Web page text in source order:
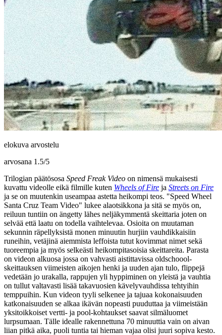
elokuva arvostelu
arvosana 1.5/5
Trilogian päätösosa Speed Freak Video on nimensä mukaisesti
kuvattu videolle eikä filmille kuten Wheels of Fire ja Streets on Fire
ja se on muutenkin useampaa astetta heikompi teos. "Speed Wheel
Santa Cruz Team Video" lukee alaotsikkona ja sitä se myös on,
reiluun tuntiin on ängetty lähes neljäkymmentä skeittaria joten on
selvää että laatu on todella vaihtelevaa. Osioita on muutaman
sekunnin räpellyksistä monen minuutin hurjiin vauhdikkaisiin
runeihin, vetäjinä aiemmista leffoista tutut kovimmat nimet sekä
tuoreempia ja myös selkeästi heikompitasoisia skeittareita. Parasta
on videon alkuosa jossa on vahvasti aistittavissa oldschoool-
skeittauksen viimeisten aikojen henki ja uuden ajan tulo, flippejä
vedetään jo urakalla, rappujen yli hyppiminen on yleistä ja vauhtia
on tullut valtavasti lisää takavuosien kävelyvauhdissa tehtyihin
temppuihin. Kun videon tyyli selkenee ja tajuaa kokonaisuuden
katkonaisuuden se alkaa ikävän nopeasti puuduttaa ja viimeistään
yksitoikkoiset vertti‑ ja pool-kohtaukset saavat silmäluomet
lurpsumaan. Tälle idealle rakennettuna 70 minuuttia vain on aivan
liian pitkä aika, puoli tuntia tai hieman vajaa olisi juuri sopiva kesto.